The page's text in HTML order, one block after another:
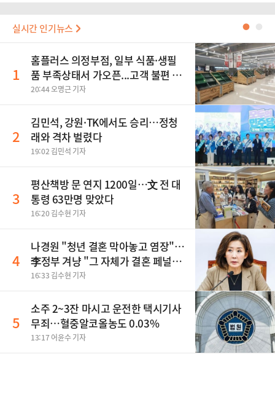
실시간 인기뉴스 ●
1
홈플러스 의정부점, 일부 식품·생필
품 부족상태서 가오픈...고객 불편 가
중
20:44 오명근 기자
2
김민석, 강원·TK에서도 승리…정청
래와 격차 벌렸다
19:02 김민석 기자
3
평산책방 문 연지 1200일…文 전 대
통령 63만명 맞았다
16:20 김수현 기자
4
나경원 "청년 결혼 막아놓고 염장"…
李정부 겨냥 "그 자체가 결혼 페널
티"
16:33 김수현 기자
5
소주 2~3잔 마시고 운전한 택시기사
무죄…혈중알코올농도 0.03%
13:17 어윤수 기자